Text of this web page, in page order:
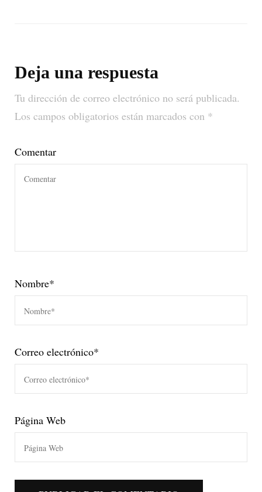
Deja una respuesta
Tu dirección de correo electrónico no será publicada.
Los campos obligatorios están marcados con *
Comentar
Nombre*
Correo electrónico*
Página Web